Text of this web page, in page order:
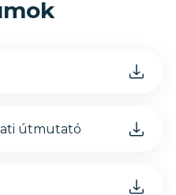
útmutató